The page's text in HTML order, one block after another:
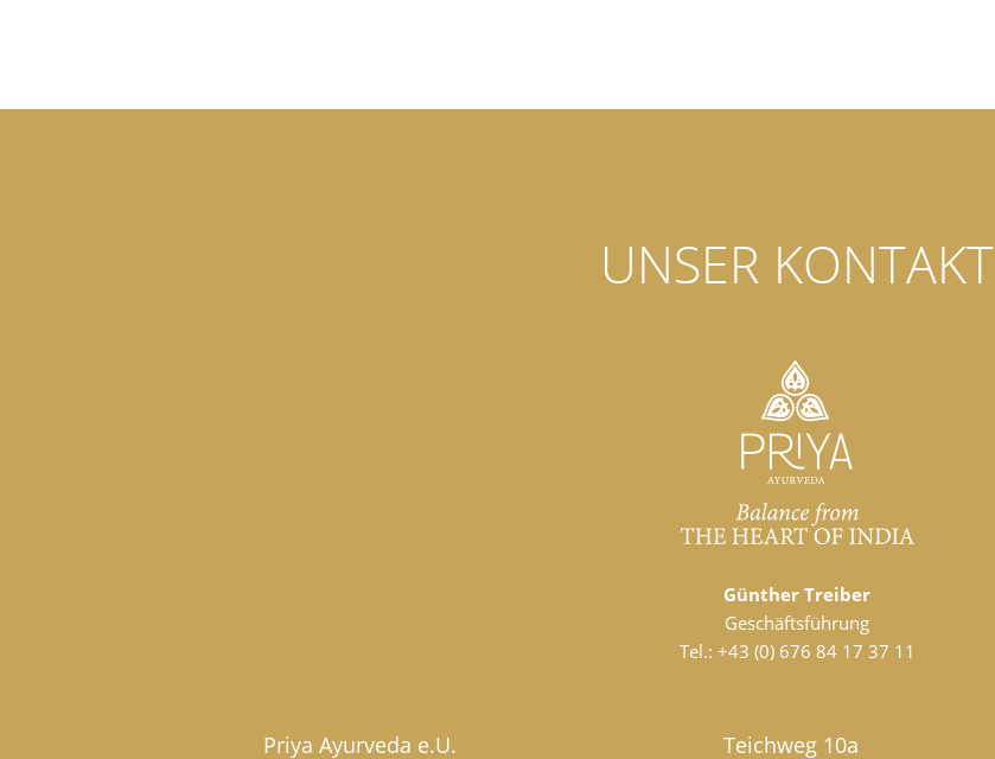
UNSER KONTAKT
Günther Treiber
Geschäftsführung
Tel.: +43 (0) 676 84 17 37 11
Priya Ayurveda e.U.
Teichweg 10a